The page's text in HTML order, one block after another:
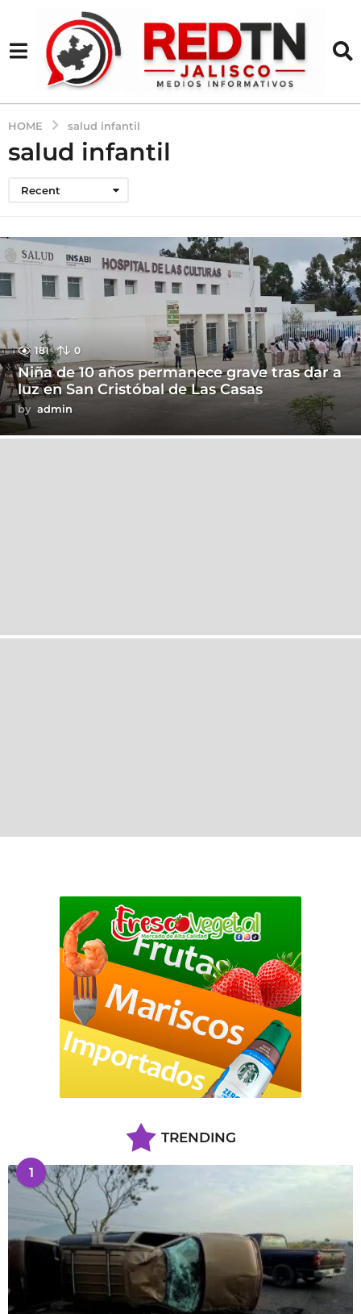
HOME salud infantil
salud infantil
Recent
181 0
Niña de 10 años permanece grave tras dar a
luz en San Cristóbal de Las Casas
by admin
TRENDING
1